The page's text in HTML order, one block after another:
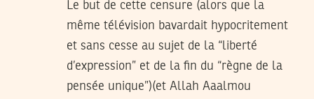
Le but de cette censure (alors que la
même télévision bavardait hypocritement
et sans cesse au sujet de la “liberté
d’expression” et de la fin du “règne de la
pensée unique”)(et Allah Aaalmou